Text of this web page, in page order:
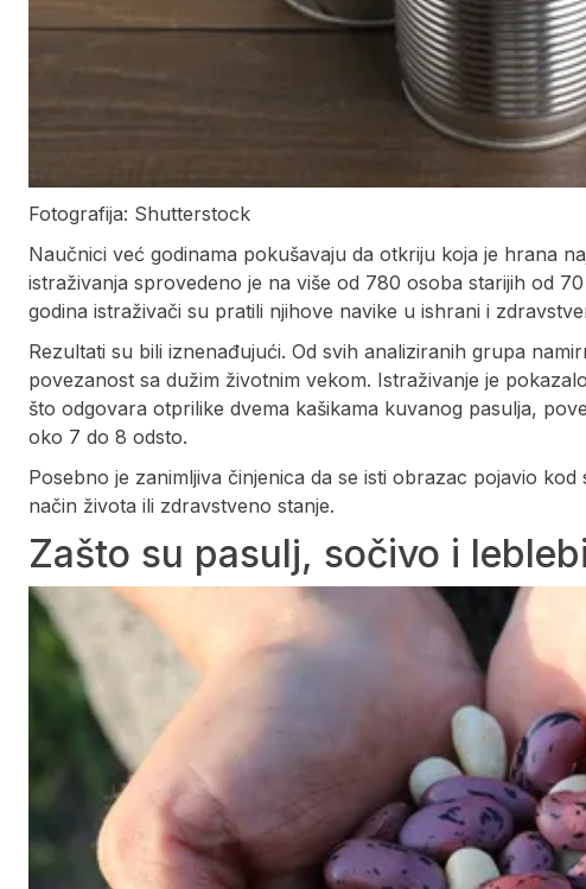
Fotografija: Shutterstock
Naučnici već godinama pokušavaju da otkriju koja je hrana
istraživanja sprovedeno je na više od 780 osoba starijih od
godina istraživači su pratili njihove navike u ishrani i
Rezultati su bili iznenađujući. Od svih analiziranih grupa
povezanost sa dužim životnim vekom. Istraživanje je
što odgovara otprilike dvema kašikama kuvanog pasulja,
oko 7 do 8 odsto.
Posebno je zanimljiva činjenica da se isti obrazac pojavio
način života ili zdravstveno stanje.
Zašto su pasulj, sočivo i